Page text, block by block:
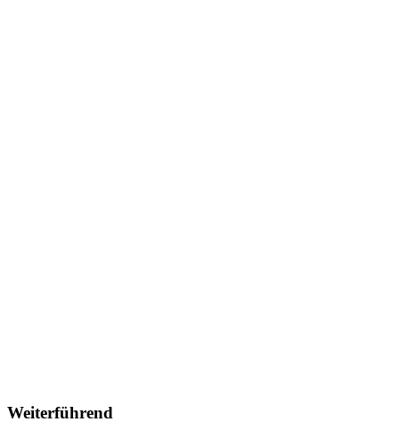
Weiterführend